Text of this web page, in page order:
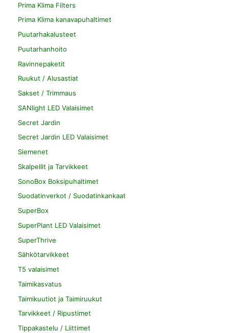
Prima Klima Filters
Prima Klima kanavapuhaltimet
Puutarhakalusteet
Puutarhanhoito
Ravinnepaketit
Ruukut / Alusastiat
Sakset / Trimmaus
SANlight LED Valaisimet
Secret Jardin
Secret Jardin LED Valaisimet
Siemenet
Skalpellit ja Tarvikkeet
SonoBox Boksipuhaltimet
Suodatinverkot / Suodatinkankaat
SuperBox
SuperPlant LED Valaisimet
SuperThrive
Sähkötarvikkeet
T5 valaisimet
Taimikasvatus
Taimikuutiot ja Taimiruukut
Tarvikkeet / Ripustimet
Tippakastelu / Liittimet